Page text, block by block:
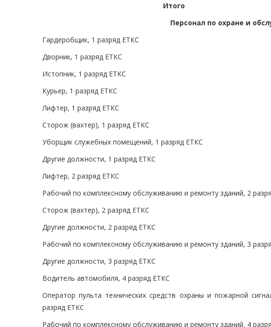
Итого
Персонал по охране и
Гардеробщик, 1 разряд ЕТКС
Дворник, 1 разряд ЕТКС
Истопник, 1 разряд ЕТКС
Курьер, 1 разряд ЕТКС
Лифтер, 1 разряд ЕТКС
Сторож (вахтер), 1 разряд ЕТКС
Уборщик служебных помещений, 1 разряд ЕТКС
Другие должности, 1 разряд ЕТКС
Лифтер, 2 разряд ЕТКС
Рабочий по комплексному обслуживанию и ремонту зданий, 2
Сторож (вахтер), 2 разряд ЕТКС
Другие должности, 2 разряд ЕТКС
Рабочий по комплексному обслуживанию и ремонту зданий, 3
Другие должности, 3 разряд ЕТКС
Водитель автомобиля, 4 разряд ЕТКС
Оператор пульта технических средств охраны и пожарной
разряд ЕТКС
Рабочий по комплексному обслуживанию и ремонту зданий, 4